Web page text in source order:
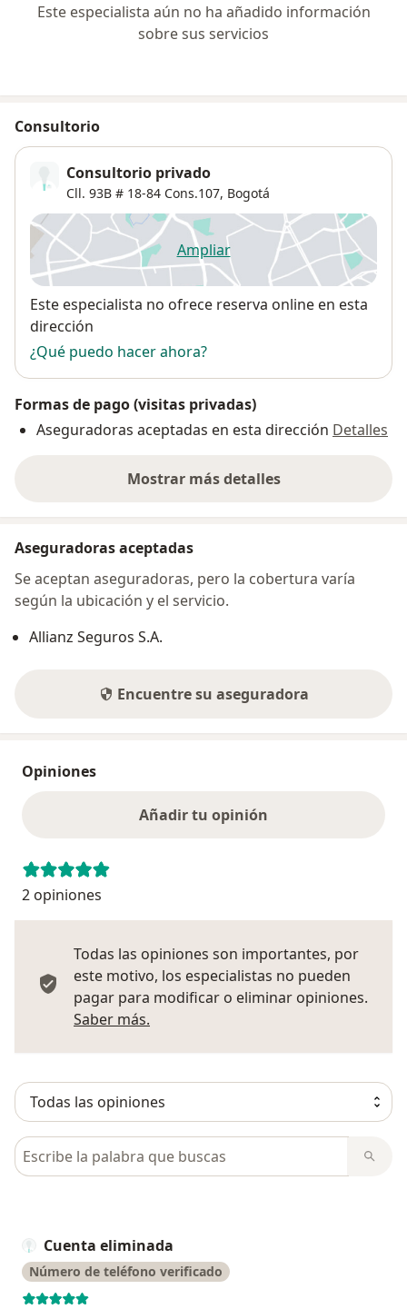
Este especialista aún no ha añadido información
sobre sus servicios
Consultorio
Consultorio privado
Cll. 93B # 18-84 Cons.107, Bogotá
Ampliarse abre en una nueva
Disponibilidad
Este especialista no ofrece reserva online en esta
dirección
¿Qué puedo hacer ahora?
Formas de pago (visitas privadas)
Aseguradoras aceptadas en esta dirección Detalles
Mostrar más detalles
sobre la dirección
Aseguradoras aceptadas
Se aceptan aseguradoras, pero la cobertura varía
según la ubicación y el servicio.
Allianz Seguros S.A.
Encuentre su aseguradora
Opiniones
Añadir tu opinión
2 opiniones
Todas las opiniones son importantes, por
este motivo, los especialistas no pueden
pagar para modificar o eliminar opiniones.
Saber más.
Busca en opiniones
Cuenta eliminada
Número de teléfono verificado